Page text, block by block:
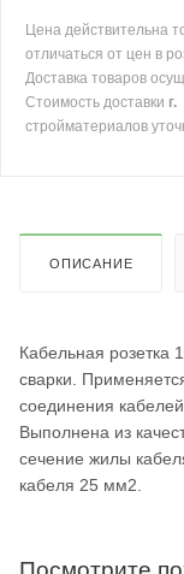
Цена действительна
отличаться от цен в
Доставка товаров
Стоимость доставки
стройматериалов
ОПИСАНИЕ
Кабельная розетка
сварки.
соединения
Выполнена из
сечение жилы
кабеля 25 мм2.